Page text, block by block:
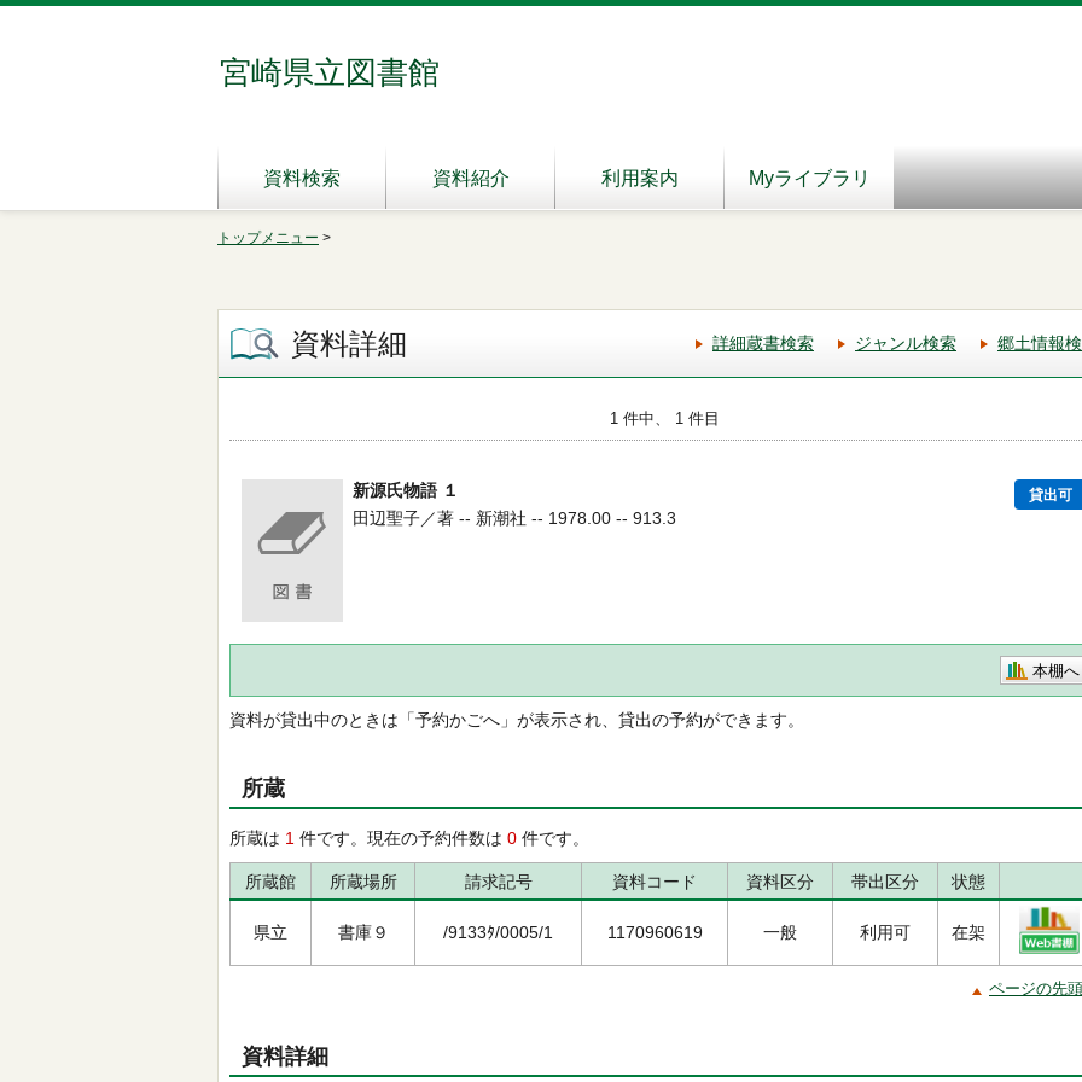
宮崎県立図書館
資料検索 資料紹介 利用案内 Myライブラリ
トップメニュー >
資料詳細 詳細蔵書検索 ジャンル検索 郷土情報
1 件中、 1 件目
新源氏物語 １ 貸出可
田辺聖子／著 -- 新潮社 -- 1978.00 -- 913.3
本棚へ
資料が貸出中のときは「予約かごへ」が表示され、貸出の予約ができます。
所蔵
所蔵は 1 件です。現在の予約件数は 0 件です。
所蔵館 所蔵場所 請求記号 資料コード 資料区分 帯出区分 状態
県立 書庫９ /9133ﾀ/0005/1 1170960619 一般 利用可 在架
ページの先
資料詳細